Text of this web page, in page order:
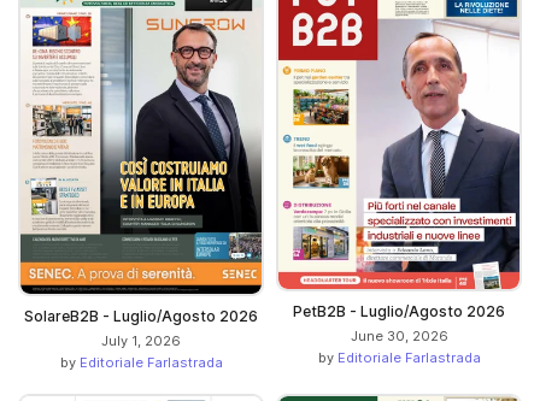
SolareB2B - Luglio/Agosto 2026
July 1, 2026
by Editoriale Farlastrada
PetB2B - Luglio/Agosto 2026
June 30, 2026
by Editoriale Farlastrada